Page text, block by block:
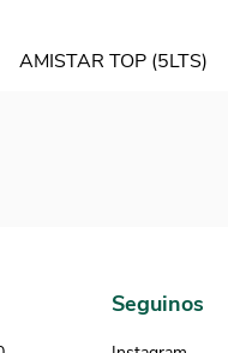
AMISTAR TOP (5LTS)
Seguinos